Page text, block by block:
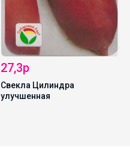
27,3р
Свекла Цилиндра
улучшенная